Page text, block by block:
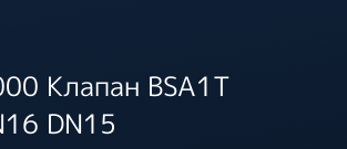
Клапан BSA1T
DN15